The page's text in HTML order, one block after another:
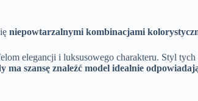
niepowtarzalnymi kombinacjami
elegancji i luksusowego charakteru. Styl
ma szansę znaleźć model idealnie